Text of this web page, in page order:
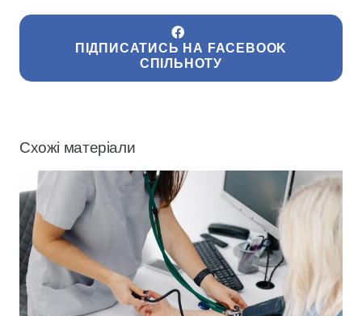
ПІДПИСАТИСЬ НА FACEBOOK
СПІЛЬНОТУ
Схожі матеріали